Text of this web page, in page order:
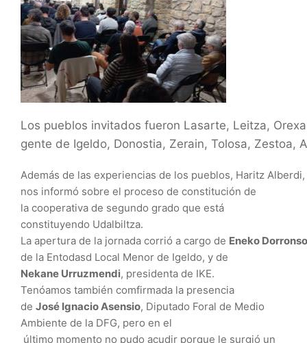
Los pueblos invitados fueron Lasarte, Leitza,
gente de Igeldo, Donostia, Zerain, Tolosa, Zestoa,
Además de las experiencias de los pueblos, Haritz Alberdi,
nos informó sobre el proceso de constitución de
la cooperativa de segundo grado que está
constituyendo Udalbiltza.
La apertura de la jornada corrió a cargo de Eneko
de la Entodasd Local Menor de Igeldo, y de
Nekane Urruzmendi, presidenta de IKE.
Tenóamos también comfirmada la presencia
de José Ignacio Asensio, Diputado Foral de Medio
Ambiente de la DFG, pero en el
último momento no pudo acudir porque le surgió un